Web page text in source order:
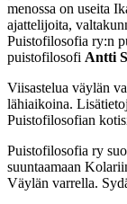
menossa on useita
ajattelijoita,
Puistofilosofia ry:n
puistofilosofi Antti
Viisastelua väylän
lähiaikoina.
Puistofilosofian
Puistofilosofia ry
suuntaamaan
Väylän varrella.